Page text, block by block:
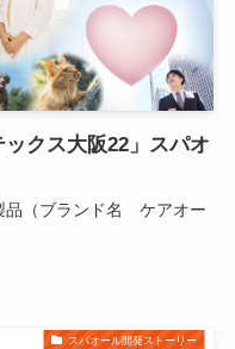
クス大阪22」スパオ
品（ブランド名 ケアオー
スパオール開発ストーリー